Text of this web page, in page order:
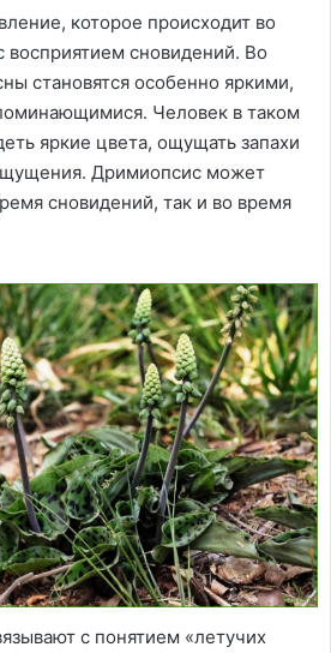
которое происходит во
восприятием сновидений. Во
становятся особенно яркими,
Человек в таком
яркие цвета, ощущать запахи
Дримиопсис может
сновидений, так и во время
с понятием «летучих